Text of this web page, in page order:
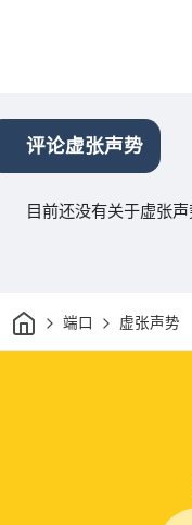
评论虚张声势
目前还没有关于虚张
家 端口 虚张声势